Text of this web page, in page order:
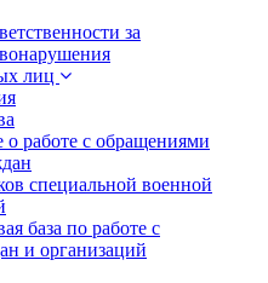
за
лиц
о работе с обращениями
специальной военной
база по работе с
и организаций